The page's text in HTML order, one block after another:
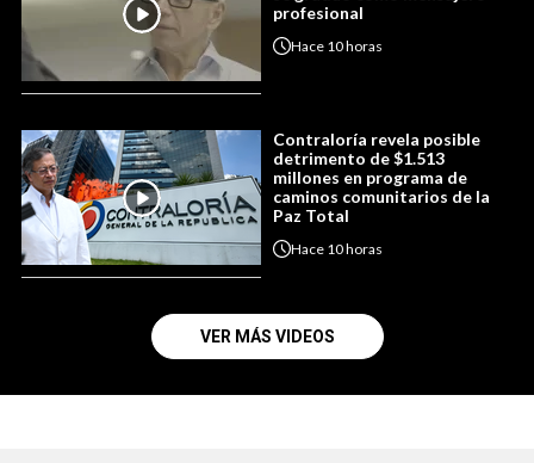
profesional
Hace 10 horas
Contraloría revela posible
detrimento de $1.513
millones en programa de
caminos comunitarios de la
Paz Total
Hace 10 horas
VER MÁS VIDEOS